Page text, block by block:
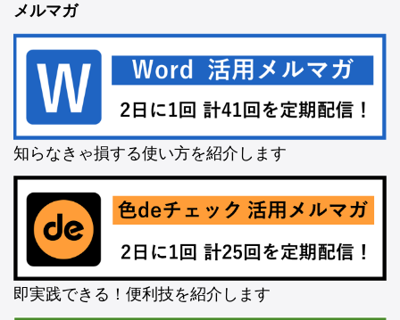
メルマガ
知らなきゃ損する使い方を紹介します
即実践できる！便利技を紹介します